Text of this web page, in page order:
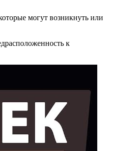
могут возникнуть или
к